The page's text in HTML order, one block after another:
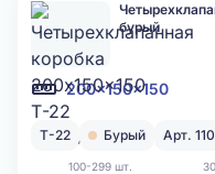
200x150x150
бурый
Т-22 Бурый Арт.
100-299 шт.